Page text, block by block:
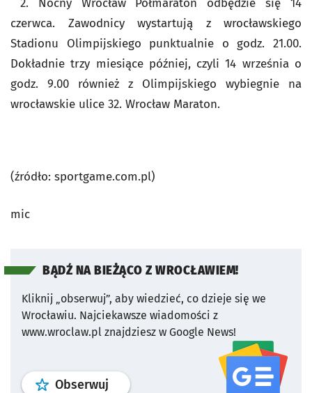
2. Nocny Wrocław Półmaraton odbędzie się 14
czerwca. Zawodnicy wystartują z wrocławskiego
Stadionu Olimpijskiego punktualnie o godz. 21.00.
Dokładnie trzy miesiące później, czyli 14 września o
godz. 9.00 również z Olimpijskiego wybiegnie na
wrocławskie ulice 32. Wrocław Maraton.
(źródło: sportgame.com.pl)
mic
BĄDŹ NA BIEŻĄCO Z WROCŁAWIEM!
Kliknij „obserwuj”, aby wiedzieć, co dzieje się we
Wrocławiu. Najciekawsze wiadomości z
www.wroclaw.pl znajdziesz w Google News!
Obserwuj profil serwisu